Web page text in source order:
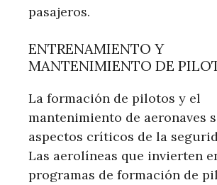
pasajeros.
ENTRENAMIENTO Y
MANTENIMIENTO DE
La formación de pilotos y el
mantenimiento de aeronaves
aspectos críticos de la
Las aerolíneas que invierten
programas de formación de